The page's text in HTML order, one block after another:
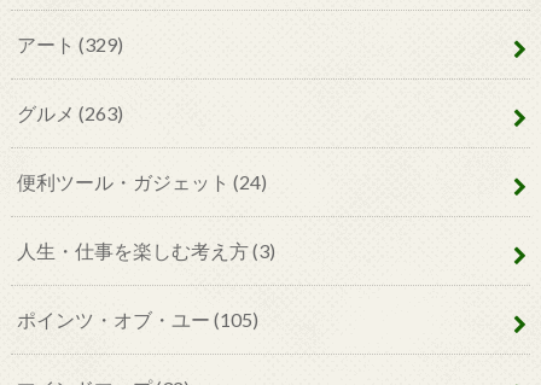
アート (329)
グルメ (263)
便利ツール・ガジェット (24)
人生・仕事を楽しむ考え方(3)
ポインツ・オブ・ユー (105)